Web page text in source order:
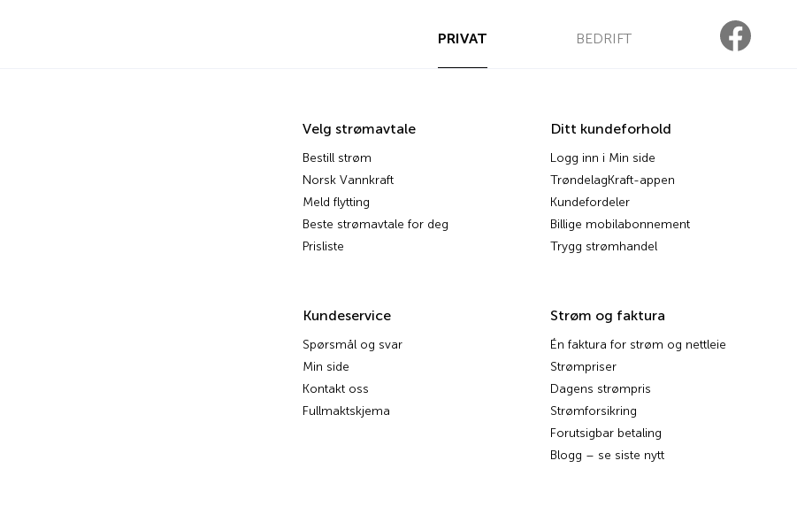
PRIVAT BEDRIFT
Velg strømavtale
Bestill strøm
Norsk Vannkraft
Meld flytting
Beste strømavtale for deg
Prisliste
Ditt kundeforhold
Logg inn i Min side
TrøndelagKraft-appen
Kundefordeler
Billige mobilabonnement
Trygg strømhandel
Kundeservice
Spørsmål og svar
Min side
Kontakt oss
Fullmaktskjema
Strøm og faktura
Én faktura for strøm og nettleie
Strømpriser
Dagens strømpris
Strømforsikring
Forutsigbar betaling
Blogg – se siste nytt